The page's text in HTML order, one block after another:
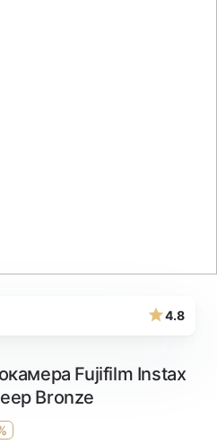
4.8
Fujifilm Instax
Bronze